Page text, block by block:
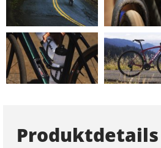
Produktdetails